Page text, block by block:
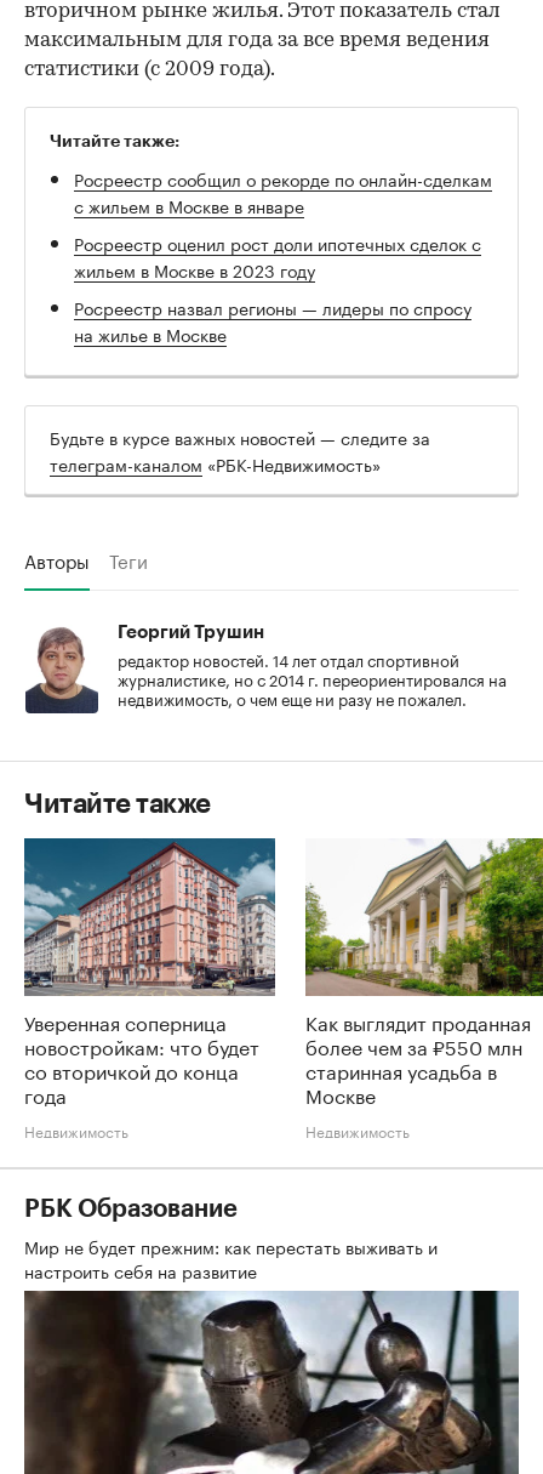
вторичном рынке жилья. Этот показатель стал
максимальным для года за все время ведения
статистики (с 2009 года).
Читайте также:
Росреестр сообщил о рекорде по онлайн-сделкам
с жильем в Москве в январе
Росреестр оценил рост доли ипотечных сделок с
жильем в Москве в 2023 году
Росреестр назвал регионы — лидеры по спросу
на жилье в Москве
Будьте в курсе важных новостей — следите за
телеграм-каналом «РБК-Недвижимость»
Авторы Теги
Георгий Трушин
редактор новостей. 14 лет отдал спортивной
журналистике, но с 2014 г. переориентировался на
недвижимость, о чем еще ни разу не пожалел.
Читайте также
Уверенная соперница
новостройкам: что будет
со вторичкой до конца
года
Недвижимость
Как выглядит проданная
более чем за ₽550 млн
старинная усадьба в
Москве
Недвижимость
РБК Образование
Мир не будет прежним: как перестать выживать и
настроить себя на развитие